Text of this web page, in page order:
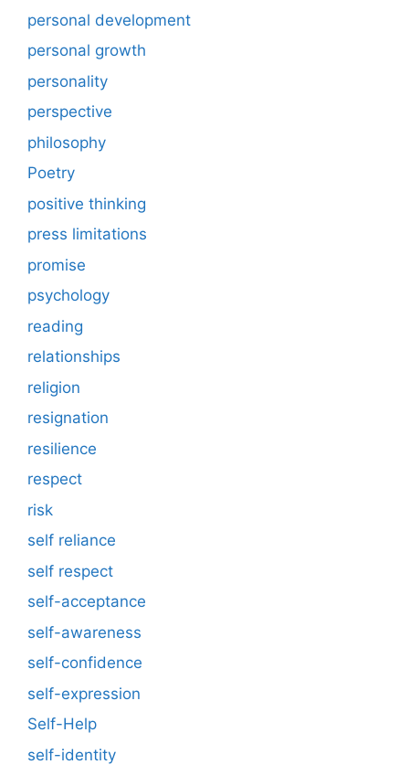
personal development
personal growth
personality
perspective
philosophy
Poetry
positive thinking
press limitations
promise
psychology
reading
relationships
religion
resignation
resilience
respect
risk
self reliance
self respect
self-acceptance
self-awareness
self-confidence
self-expression
Self-Help
self-identity